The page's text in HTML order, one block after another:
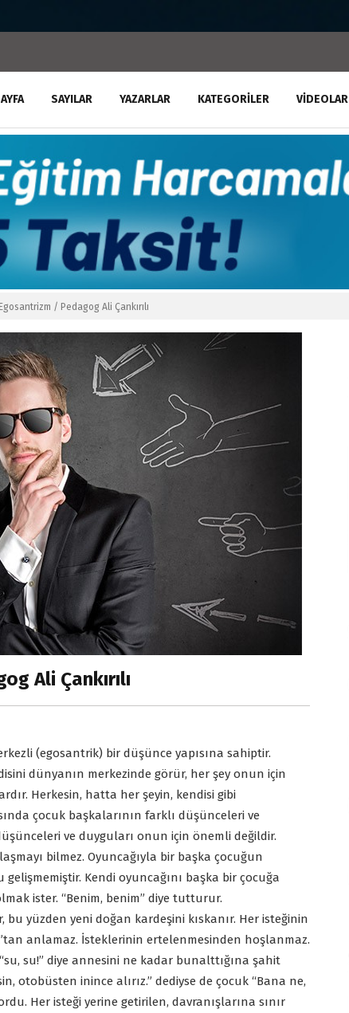
SAYILAR YAZARLAR KATEGORILER VIDEOLAR
/ Pedagog Ali Çankırılı
Ali Çankırılı
(egosantrik) bir düşünce yapısına sahiptir.
dünyanın merkezinde görür, her şey onun için
Herkesin, hatta her şeyin, kendisi gibi
çocuk başkalarının farklı düşünceleri ve
ve duyguları onun için önemli değildir.
bilmez. Oyuncağıyla bir başka çocuğun
Kendi oyuncağını başka bir çocuğa
ister. “Benim, benim” diye tutturur.
yüzden yeni doğan kardeşini kıskanır. Her isteğinin
anlamaz. İsteklerinin ertelenmesinden hoşlanmaz.
su!” diye annesini ne kadar bunalttığına şahit
otobüsten inince alırız.” dediyse de çocuk “Bana ne,
Her isteği yerine getirilen, davranışlarına sınır